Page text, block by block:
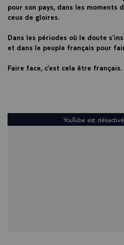
pour son pays, dans les moments
ceux de gloires.
Dans les périodes où le doute
et dans le peuple français pour
Faire face, c’est cela être français.
YouTube est désactivé.